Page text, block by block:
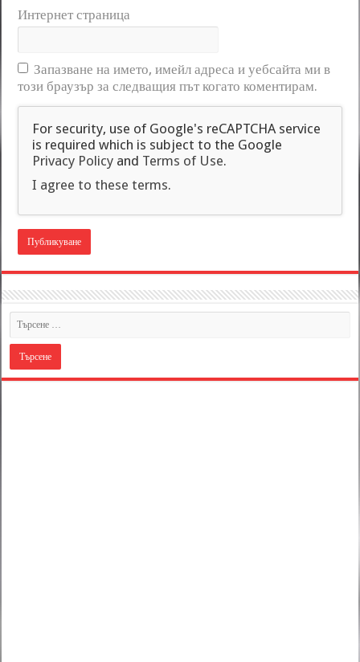
Интернет страница
Запазване на името, имейл адреса и уебсайта ми в
този браузър за следващия път когато коментирам.
For security, use of Google's reCAPTCHA service
is required which is subject to the Google
Privacy Policy and Terms of Use.
I agree to these terms.